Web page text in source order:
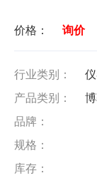
价格： 询价
行业类别：
产品类别：
品牌：
规格：
库存：